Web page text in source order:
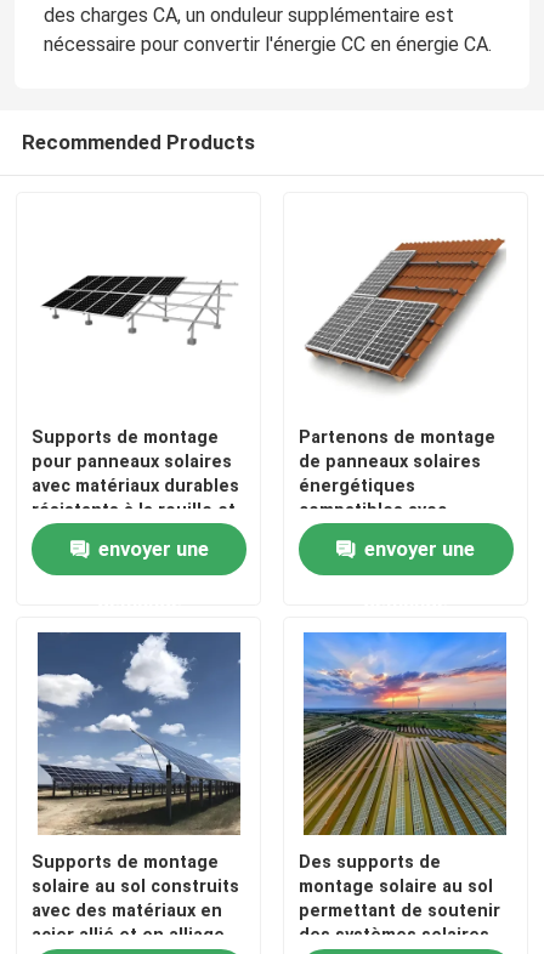
Produits
Au sujet de nous
Visite d'usine
Contrôle de qualité
Contactez-nous
Demandez une citation
Système de support de panneau solaire
Supports de panneau solaire
des charges CA, un onduleur supplémentaire est
nécessaire pour convertir l'énergie CC en énergie CA.
Recommended Products
Supports de montage
pour panneaux solaires
avec matériaux durables
résistants à la rouille et
services de
personnalisation OEM
envoyer une
Partenons de montage
de panneaux solaires
énergétiques
compatibles avec
différents types de
panneaux solaires
envoyer une
Supports de montage
solaire au sol construits
avec des matériaux en
acier allié et en alliage
Des supports de
montage solaire au sol
permettant de soutenir
des systèmes solaires